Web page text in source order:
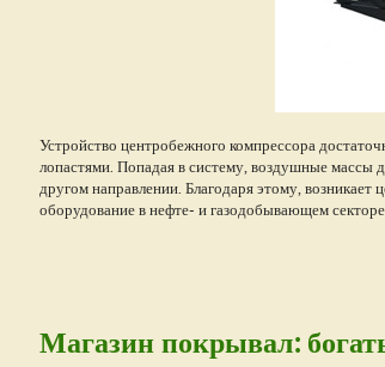
Устройство центробежного компрессора
лопастями. Попадая в систему, воздушные массы
другом направлении. Благодаря этому, возникает
оборудование в нефте- и газодобывающем
Магазин покрывал: